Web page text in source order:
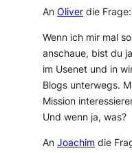
AnOliver die Frage:
Wenn ich mir mal
anschaue, bist du
im Usenet und in
Blogs unterwegs.
Mission
Und wenn ja, was?
AnJoachim die